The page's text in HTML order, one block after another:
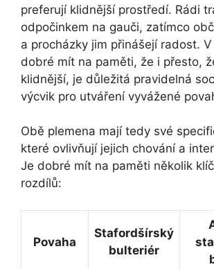
preferují klidnější prostředí. Rádi
odpočinkem na gauči, zatímco
a procházky jim přinášejí radost.
dobré mít na paměti, že i přesto,
klidnější, je důležitá pravidelná
výcvik pro utváření vyvážené
Obě plemena mají tedy své
které ovlivňují jejich chování a
Je dobré mít na paměti několik
rozdílů:
Povaha
Stafordšírský
bulteriér